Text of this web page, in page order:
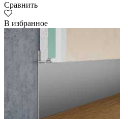
Сравнить
В избранное